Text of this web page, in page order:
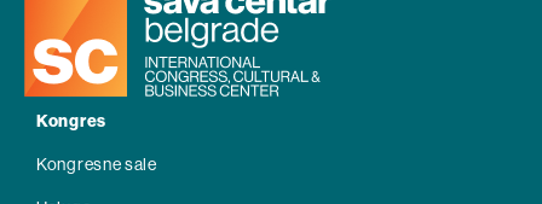
Kongres
Kongresne sale